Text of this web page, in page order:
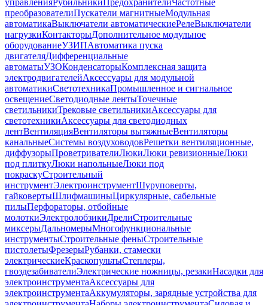
управленияРубильникиПредохранителиЧастотные
преобразователиПускатели магнитныеМодульная
автоматикаВыключатели автоматическиеРелеВыключатели
нагрузкиКонтакторыДополнительное модульное
оборудованиеУЗИПАвтоматика пуска
двигателяДифференциальные
автоматыУЗОКонденсаторыКомплексная защита
электродвигателейАксессуары для модульной
автоматикиСветотехникаПромышленное и сигнальное
освещениеСветодиодные лентыТочечные
светильникиТрековые светильникиАксессуары для
светотехникиАксессуары для светодиодных
лентВентиляцияВентиляторы вытяжныеВентиляторы
канальныеСистемы воздуховодовРешетки вентиляционные,
диффузорыПроветривателиЛюкиЛюки ревизионныеЛюки
под плиткуЛюки напольныеЛюки под
покраскуСтроительный
инструментЭлектроинструментШуруповерты,
гайковертыШлифмашиныЦиркулярные, сабельные
пилыПерфораторы, отбойные
молоткиЭлектролобзикиДрелиСтроительные
миксерыДальномерыМногофункциональные
инструментыСтроительные феныСтроительные
пистолетыФрезерыРубанки, стамески
электрическиеКраскопультыСтеплеры,
гвоздезабивателиЭлектрические ножницы, резакиНасадки для
электроинструментаАксессуары для
электроинструментаАккумуляторы, зарядные устройства для